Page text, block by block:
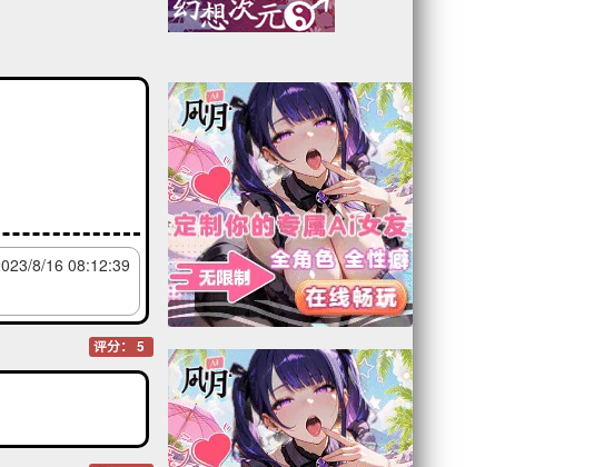
8/16 08:12:39
评分： 5